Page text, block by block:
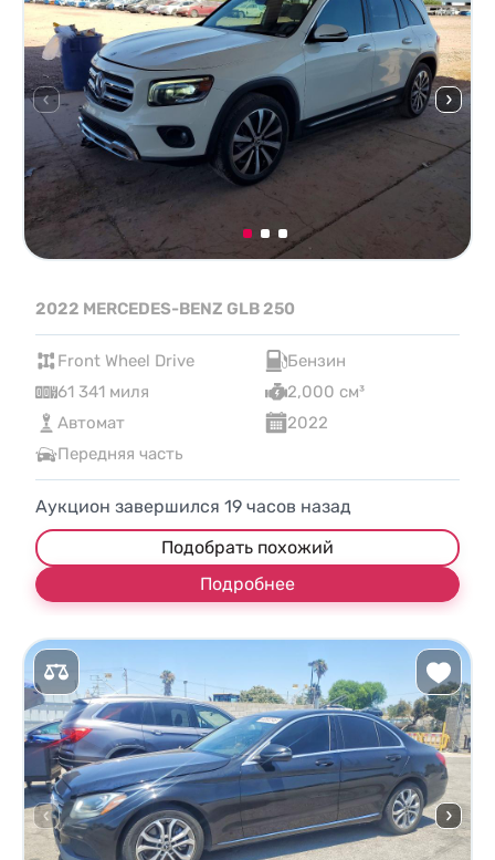
2022 MERCEDES-BENZ GLB 250
Front Wheel Drive
Бензин
61 341 миля
2,000 см³
Автомат
2022
Передняя часть
Аукцион завершился 19 часов назад
Подобрать похожий
Подробнее